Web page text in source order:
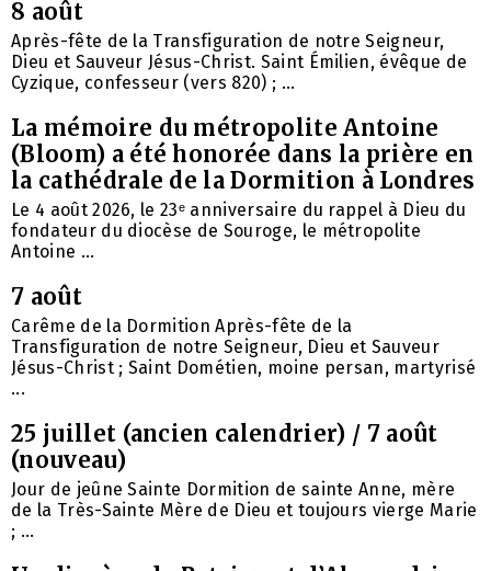
8 août
Après-fête de la Transfiguration de notre Seigneur,
Dieu et Sauveur Jésus-Christ. Saint Émilien, évêque de
Cyzique, confesseur (vers 820) ; ...
La mémoire du métropolite Antoine
(Bloom) a été honorée dans la prière en
la cathédrale de la Dormition à Londres
Le 4 août 2026, le 23ᵉ anniversaire du rappel à Dieu du
fondateur du diocèse de Souroge, le métropolite
Antoine ...
7 août
Carême de la Dormition Après-fête de la
Transfiguration de notre Seigneur, Dieu et Sauveur
Jésus-Christ ; Saint Dométien, moine persan, martyrisé
...
25 juillet (ancien calendrier) / 7 août
(nouveau)
Jour de jeûne Sainte Dormition de sainte Anne, mère
de la Très-Sainte Mère de Dieu et toujours vierge Marie
; ...